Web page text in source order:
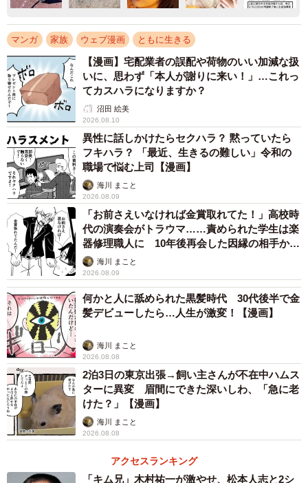
マンガ 家族 ウェブ漫画 ともに生きる
【漫画】宅配業者の誤配や荷物のいい加減な扱
いに、思わず「本人が謝りに来い！」…これっ
てカスハラになりますか？
沼田 絵美
2026.08.10
異性に話しかけたらセクハラ？ 黙っていたら
フキハラ？ 「最近、生きるの難しい」令和の
職場で悩む上司【漫画】
海川 まこと
2026.08.09
「お前さえいなければ金賞取れてた！」高校時
代の演奏会がトラウマ……責められた学生は楽
器修理職人に 10年後再会した因縁の相手から
思わぬ申し出【漫画】
海川 まこと
2026.08.09
何かと人に舐められた黒髪時代 30代後半で金
髪デビューしたら…人生が激変！【漫画】
海川 まこと
2026.08.08
2泊3日の東京出張→飼い主さんが不在中ハムス
ターに異変 眉間にできた深いしわ、「急に老
けた？」【漫画】
海川 まこと
2026.08.08
アクセスランキング
「キム兄」木村祐一が激やせ、松本人志と2シ